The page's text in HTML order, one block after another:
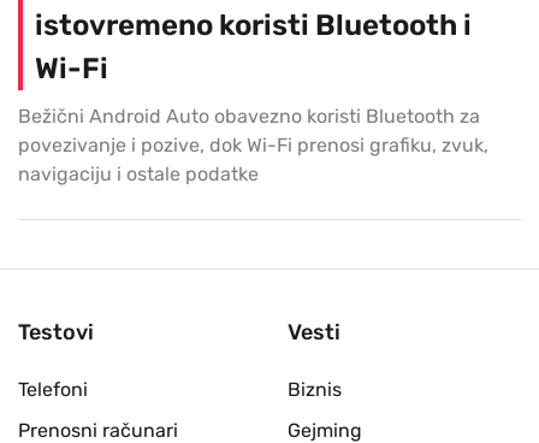
istovremeno koristi Bluetooth i
Wi-Fi
Bežični Android Auto obavezno koristi Bluetooth za
povezivanje i pozive, dok Wi-Fi prenosi grafiku, zvuk,
navigaciju i ostale podatke
Testovi
Telefoni
Prenosni računari
Vesti
Biznis
Gejming